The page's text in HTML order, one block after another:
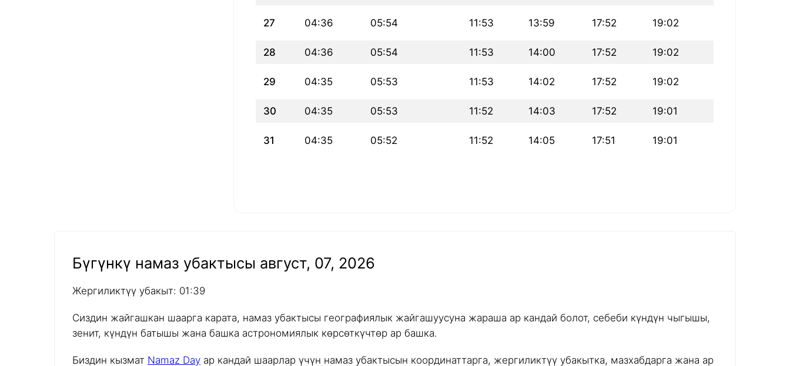
27 04:36 05:54 11:53 13:59 17:52 19:02
28 04:36 05:54 11:53 14:00 17:52 19:02
29 04:35 05:53 11:53 14:02 17:52 19:02
30 04:35 05:53 11:52 14:03 17:52 19:01
31 04:35 05:52 11:52 14:05 17:51 19:01
Бүгүнкү намаз убактысы август, 07, 2026
Жергиликтүү убакыт: 01:39
Сиздин жайгашкан шаарга карата, намаз убактысы географиялык жайгашуусуна жараша ар кандай болот, себеби күндүн чыгышы,
зенит, күндүн батышы жана башка астрономиялык көрсөткүчтөр ар башка.
Биздин кызмат Namaz Day ар кандай шаарлар үчүн намаз убактысын координаттарга, жергиликтүү убакытка, мазхабдарга жана ар